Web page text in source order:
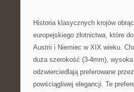
Historia klasycznych krojów
europejskiego złotnictwa, które
Austrii i Niemiec w XIX wieku.
duża szerokość (3-4mm),
odzwierciedlają preferowane
powściągliwej elegancji. Te